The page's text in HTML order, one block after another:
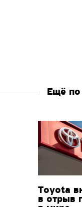
Ещё
Toyota
в отрыв